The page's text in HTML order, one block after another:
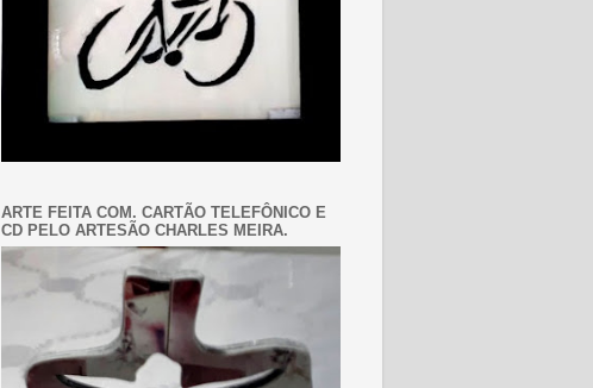
ARTE FEITA COM. CARTÃO TELEFÔNICO E
CD PELO ARTESÃO CHARLES MEIRA.